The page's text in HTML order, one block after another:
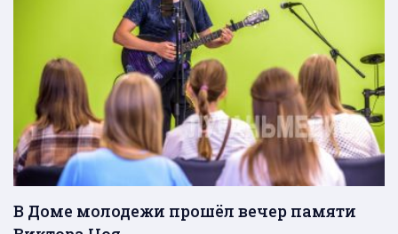
В Доме молодежи прошёл вечер памяти